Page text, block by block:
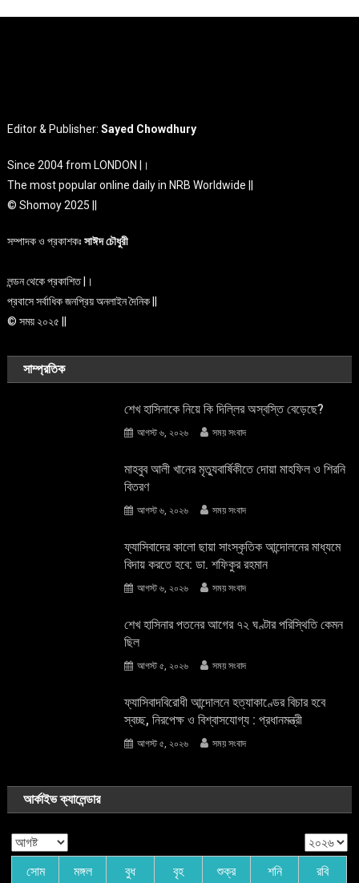
Editor & Publisher:Sayed Chowdhury
Since 2004 from LONDON |।
The most popular online daily in NRB Worldwide ||
© Shomoy 2025 ||
সম্পাদক ও প্রকাশকঃসাঈদ চৌধুরী
লন্ডন থেকে প্রকাশিত |।
প্রবাসে সর্বাধিক জনপ্রিয় অনলাইন দৈনিক ||
© সময় ২০২৫ ||
সাম্প্রতিক
শেখ হাসিনাকে নিয়ে কি দিল্লির অস্বস্তি বেড়েছে?
আগস্ট ৬, ২০২৬ সময় সংবাদ
মাহবুব আলী খানের মৃত্যুবার্ষিকীতে দোয়া মাহফিল ও শিরনি
বিতরণ
আগস্ট ৬, ২০২৬ সময় সংবাদ
ফ্যাসিবাদের কালো ছায়া সাংস্কৃতিক আন্দােলনের মাধ্যমে
বিদায় করতে হবে: ডা. শফিকুর রহমান
আগস্ট ৬, ২০২৬ সময় সংবাদ
শেখ হাসিনার পতনের আগের ৭২ ঘণ্টার পরিস্থিতি কেমন
ছিল
আগস্ট ৫, ২০২৬ সময় সংবাদ
ফ্যাসিবাদবিরোধী আন্দোলনে হত্যাকাণ্ডের বিচার হবে
স্বচ্ছ, নিরপেক্ষ ও বিশ্বাসযোগ্য : প্রধানমন্ত্রী
আগস্ট ৫, ২০২৬ সময় সংবাদ
আর্কাইভ ক্যালেন্ডার
সোম মঙ্গল বুধ বৃহ শুক্র শনি রবি